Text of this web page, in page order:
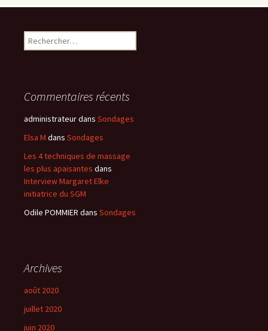
Rechercher :
Commentaires récents
administrateurdans Sondages
Elsa M dans Sondages
Les 4 techniques de massage
les plus apaisantes dans
Interview Margaret Elke
initiatrice du SGM
Odile POMMIER dans Sondages
Archives
août 2020
juillet 2020
juin 2020